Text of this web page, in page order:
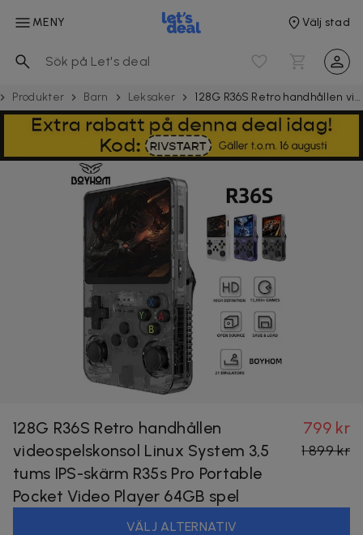
MENY Välj stad
Produkter Barn Leksaker 128G R36S Retro handhållen videospelskonsol Linux System 3,5 tums IPS-skärm R35s Pro Portable Pocket Video Player 64GB spel
128G R36S Retro handhållen
videospelskonsol Linux System 3,5
tums IPS-skärm R35s Pro Portable
Pocket Video Player 64GB spel
799 kr
1 899 kr
VÄLJ ALTERNATIV